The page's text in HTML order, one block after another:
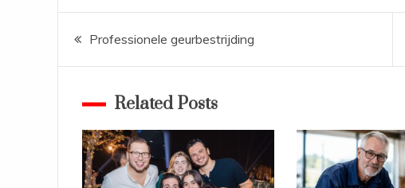
Bericht
navigatie
Professionele geurbestrijding
Related Posts